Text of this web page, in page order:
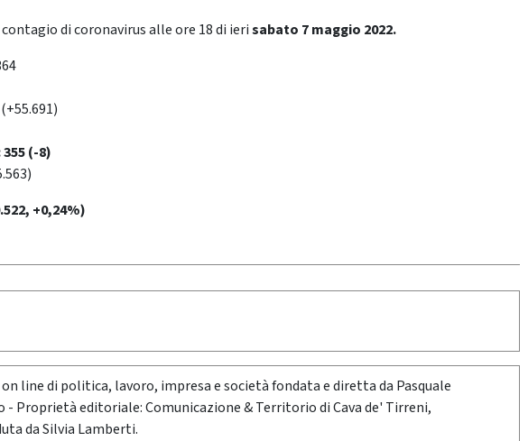
di coronavirus alle ore 18 di ierisabato 7 maggio 2022.
(-8)
+0,24%)
line di politica, lavoro, impresa e società fondata e diretta da Pasquale
- Proprietà editoriale: Comunicazione & Territorio di Cava de' Tirreni,
da Silvia Lamberti.